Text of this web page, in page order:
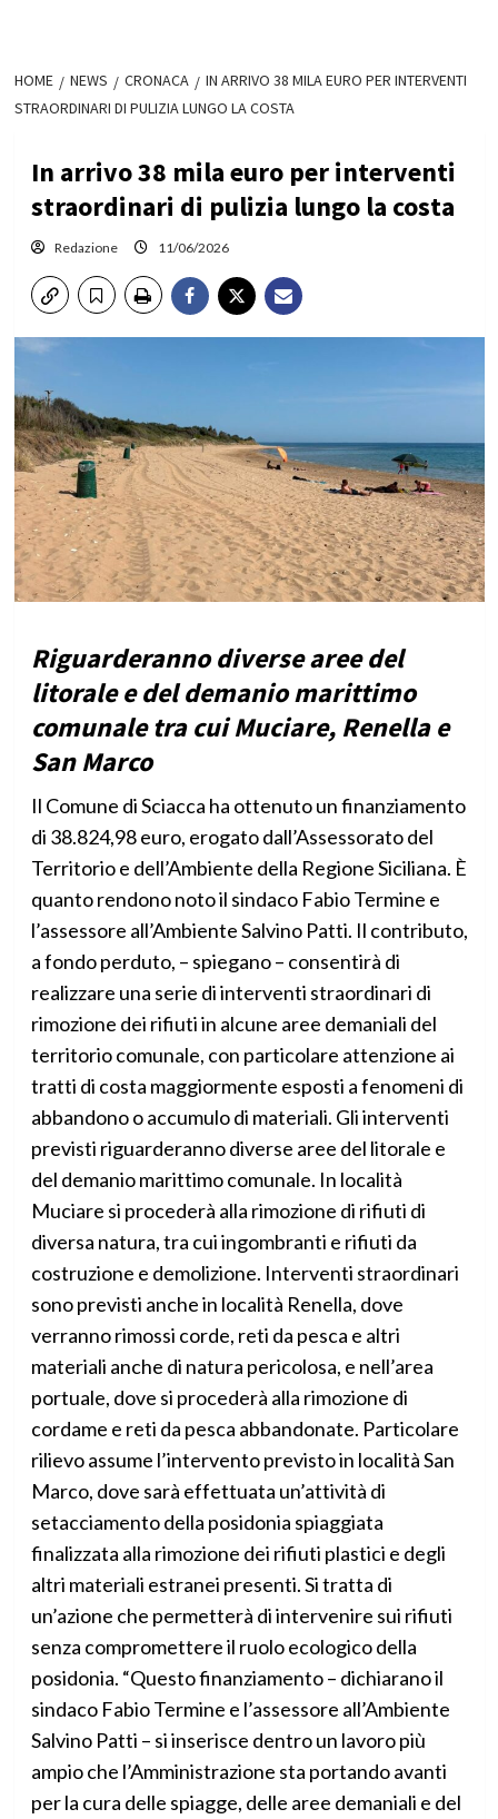
HOME NEWS CRONACA
IN ARRIVO 38 MILA EURO PER INTERVENTI
STRAORDINARI DI PULIZIA LUNGO LA COSTA
In arrivo 38 mila euro per interventi
straordinari di pulizia lungo la costa
Redazione 11/06/2026
Riguarderanno diverse aree del
litorale e del demanio marittimo
comunale tra cui Muciare, Renella e
San Marco
Il Comune di Sciacca ha ottenuto un finanziamento
di 38.824,98 euro, erogato dall’Assessorato del
Territorio e dell’Ambiente della Regione Siciliana. È
quanto rendono noto il sindaco Fabio Termine e
l’assessore all’Ambiente Salvino Patti. Il contributo,
a fondo perduto, – spiegano – consentirà di
realizzare una serie di interventi straordinari di
rimozione dei rifiuti in alcune aree demaniali del
territorio comunale, con particolare attenzione ai
tratti di costa maggiormente esposti a fenomeni di
abbandono o accumulo di materiali. Gli interventi
previsti riguarderanno diverse aree del litorale e
del demanio marittimo comunale. In località
Muciare si procederà alla rimozione di rifiuti di
diversa natura, tra cui ingombranti e rifiuti da
costruzione e demolizione. Interventi straordinari
sono previsti anche in località Renella, dove
verranno rimossi corde, reti da pesca e altri
materiali anche di natura pericolosa, e nell’area
portuale, dove si procederà alla rimozione di
cordame e reti da pesca abbandonate. Particolare
rilievo assume l’intervento previsto in località San
Marco, dove sarà effettuata un’attività di
setacciamento della posidonia spiaggiata
finalizzata alla rimozione dei rifiuti plastici e degli
altri materiali estranei presenti. Si tratta di
un’azione che permetterà di intervenire sui rifiuti
senza compromettere il ruolo ecologico della
posidonia. “Questo finanziamento – dichiarano il
sindaco Fabio Termine e l’assessore all’Ambiente
Salvino Patti – si inserisce dentro un lavoro più
ampio che l’Amministrazione sta portando avanti
per la cura delle spiagge, delle aree demaniali e del